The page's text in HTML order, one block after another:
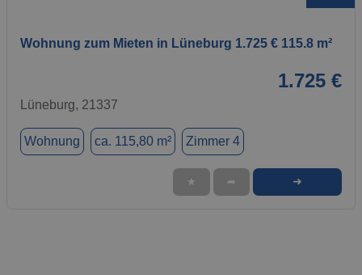
Wohnung zum Mieten in Lüneburg 1.725 € 115.8 m²
1.725 €
Lüneburg, 21337
Wohnung ca. 115,80 m² Zimmer 4
★ ➦ ➜